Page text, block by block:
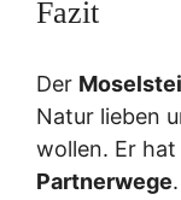
Fazit
Der
Natur lieben
wollen. Er
Partnerwege